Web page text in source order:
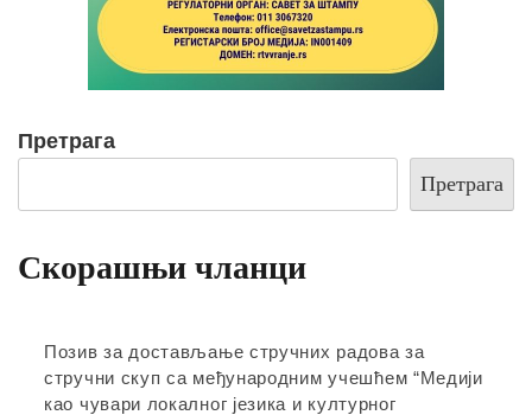
Претрага
Претрага
Скорашњи чланци
Позив за достављање стручних радова за
стручни скуп са међународним учешћем “Медији
као чувари локалног језика и културног